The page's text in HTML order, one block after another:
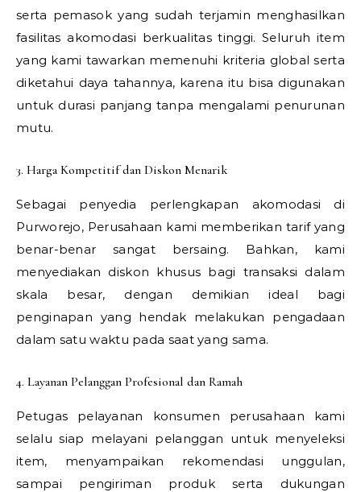
serta pemasok yang sudah terjamin menghasilkan
fasilitas akomodasi berkualitas tinggi. Seluruh item
yang kami tawarkan memenuhi kriteria global serta
diketahui daya tahannya, karena itu bisa digunakan
untuk durasi panjang tanpa mengalami penurunan
mutu.
3. Harga Kompetitif dan Diskon Menarik
Sebagai penyedia perlengkapan akomodasi di
Purworejo, Perusahaan kami memberikan tarif yang
benar-benar sangat bersaing. Bahkan, kami
menyediakan diskon khusus bagi transaksi dalam
skala besar, dengan demikian ideal bagi
penginapan yang hendak melakukan pengadaan
dalam satu waktu pada saat yang sama.
4. Layanan Pelanggan Profesional dan Ramah
Petugas pelayanan konsumen perusahaan kami
selalu siap melayani pelanggan untuk menyeleksi
item, menyampaikan rekomendasi unggulan,
sampai pengiriman produk serta dukungan